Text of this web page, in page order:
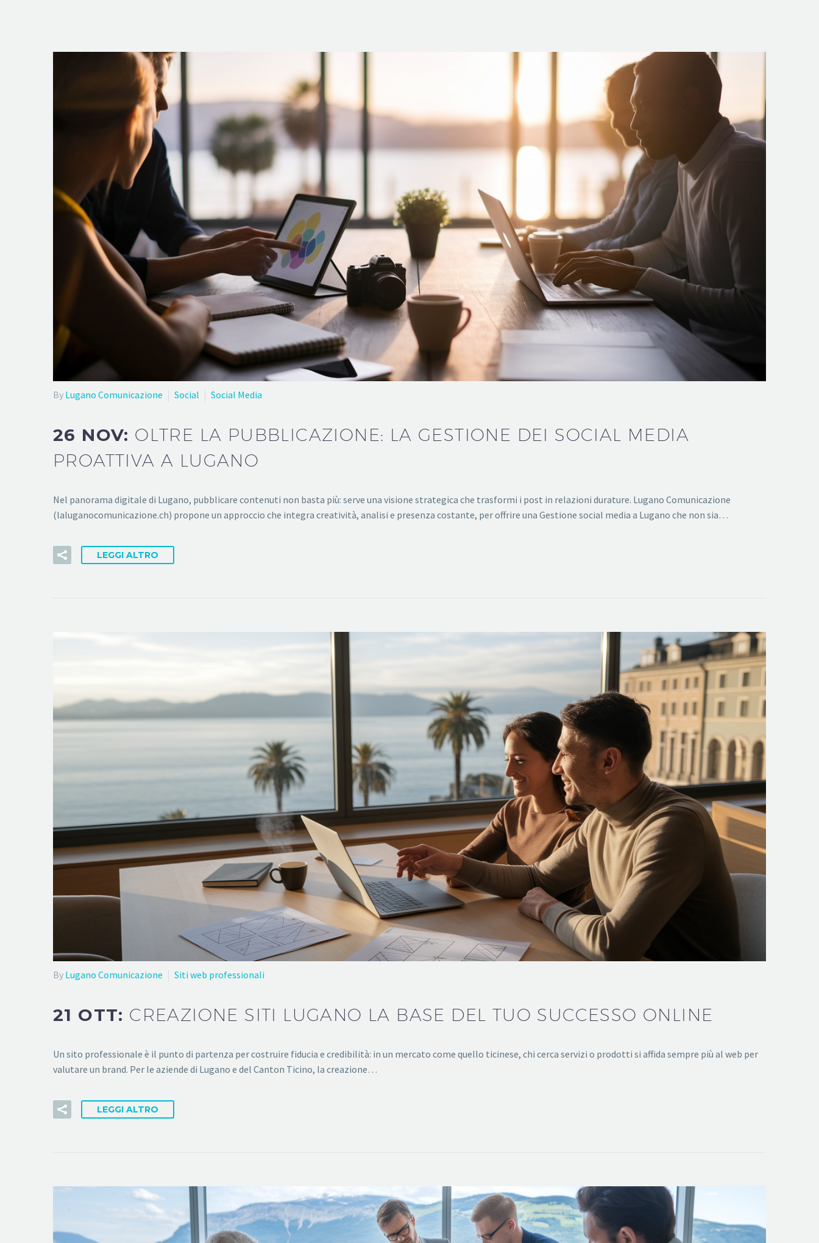
By Lugano Comunicazione Social Social Media
26 NOV: OLTRE LA PUBBLICAZIONE: LA GESTIONE DEI SOCIAL MEDIA
PROATTIVA A LUGANO
Nel panorama digitale di Lugano, pubblicare contenuti non basta più: serve una visione strategica che trasformi i post in relazioni durature. Lugano Comunicazione
(laluganocomunicazione.ch) propone un approccio che integra creatività, analisi e presenza costante, per offrire una Gestione social media a Lugano che non sia…
LEGGI ALTRO
By Lugano Comunicazione Siti web professionali
21 OTT: CREAZIONE SITI LUGANO LA BASE DEL TUO SUCCESSO ONLINE
Un sito professionale è il punto di partenza per costruire fiducia e credibilità: in un mercato come quello ticinese, chi cerca servizi o prodotti si affida sempre più al web per
valutare un brand. Per le aziende di Lugano e del Canton Ticino, la creazione…
LEGGI ALTRO